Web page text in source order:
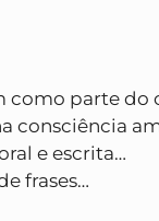
como parte
consciência
e escrita…
frases…